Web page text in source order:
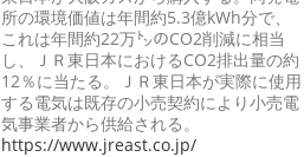
所の環境価値は年間約5.3億kWh分で、
これは年間約22万㌧のCO2削減に相当
し、ＪＲ東日本におけるCO2排出量の約
12％に当たる。ＪＲ東日本が実際に使用
する電気は既存の小売契約により小売電
気事業者から供給される。
https://www.jreast.co.jp/